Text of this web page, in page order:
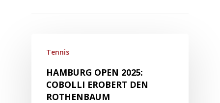
Tennis
HAMBURG OPEN 2025:
COBOLLI EROBERT DEN
ROTHENBAUM